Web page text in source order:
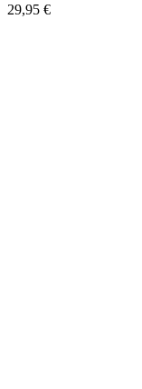
29,95 €